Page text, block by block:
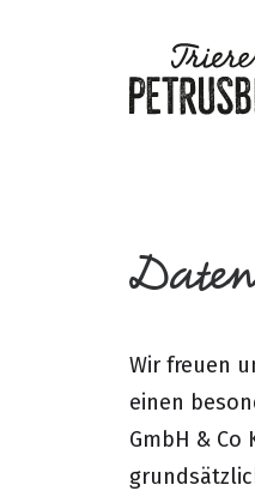
Wir freuen
einen
GmbH &